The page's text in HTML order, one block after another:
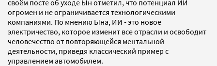
своём посте об уходе Ын отметил, что потенциал ИИ
огромен и не ограничивается технологическими
компаниями. По мнению Ына, ИИ - это новое
электричество, которое изменит все отрасли и освободит
человечество от повторяющейся ментальной
деятельности, приведя классический пример с
управлением автомобилем.